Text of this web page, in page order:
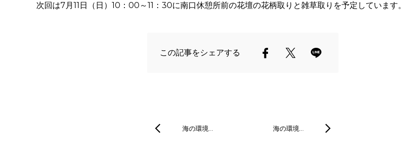
次回は7月11日（日）10：00～11：30に南口休憩所前の花壇の花柄取りと雑草取りを予定しています。
この記事をシェアする
海の環境… 海の環境…